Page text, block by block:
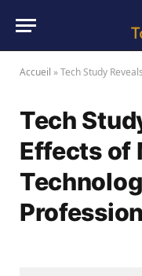
Accueil »Tech Study
Tech
Effects of